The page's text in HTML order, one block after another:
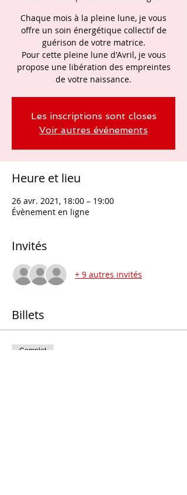
Chaque mois à la pleine lune, je vous
offre un soin énergétique collectif de
guérison de votre matrice.
Pour cette pleine lune d'Avril, je vous
propose une libération des empreintes
de votre naissance.
Les inscriptions sont closes
Voir autres événements
Heure et lieu
26 avr. 2021, 18:00 – 19:00
Évènement en ligne
Invités
+ 9 autres invités
Billets
Complet